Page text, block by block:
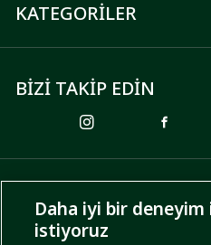
KATEGORİLER
BİZİ TAKİP EDİN
ÖDEME SEÇENEKLERİ
Daha iyi bir
istiyoruz